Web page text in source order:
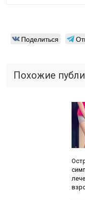
Поделиться
Похожие